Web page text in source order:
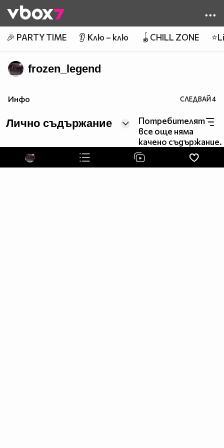
👾
🎉 PARTY TIME 👂 Клю – клю 🪀CHILL ZONE
frozen_legend
Инфо СЛЕДВАЙ4
Лично съдържание
Потребителят
все още няма
качено съдържание.